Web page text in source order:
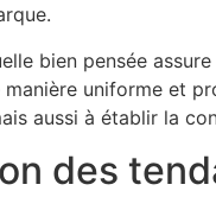
bien pensée
uniforme et
aussi à établir la
des